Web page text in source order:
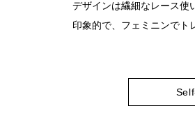
デザインは繊細なレース使
印象的で、フェミニンでト